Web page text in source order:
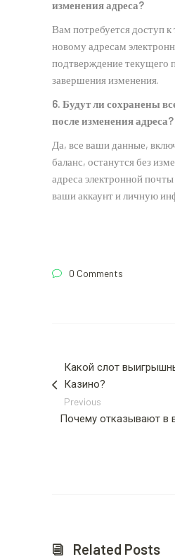
изменения адреса?
Вам потребуется доступ
новому адресам
подтверждение текущего
завершения изменения.
6. Будут ли сохранены
после изменения адреса?
Да, все ваши данные,
баланс, останутся без
адреса электронной почты
ваши аккаунт и личную
0 Comments
Какой слот
Казино?
Previous
Почему отказывают в
Related Posts